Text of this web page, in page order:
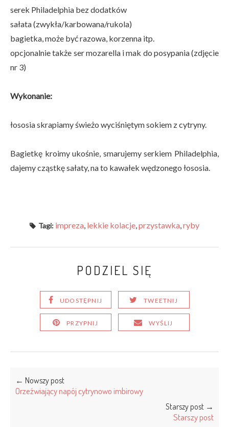
serek Philadelphia bez dodatków
sałata (zwykła/karbowana/rukola)
bagietka, może być razowa, korzenna itp.
opcjonalnie także ser mozarella i mak do posypania (zdjęcie
nr 3)
Wykonanie:
łososia skrapiamy świeżo wyciśniętym sokiem z cytryny.
Bagietkę kroimy ukośnie, smarujemy serkiem Philadelphia,
dajemy cząstkę sałaty, na to kawałek wędzonego łososia.
Tagi: impreza lekkie kolacje przystawka ryby
PODZIEL SIĘ
UDOSTĘPNIJ TWEETNIJ
PRZYPNIJ WYŚLIJ
← Nowszy post
Orzeźwiający napój cytrynowo imbirowy
Starszy post →
Starszy post